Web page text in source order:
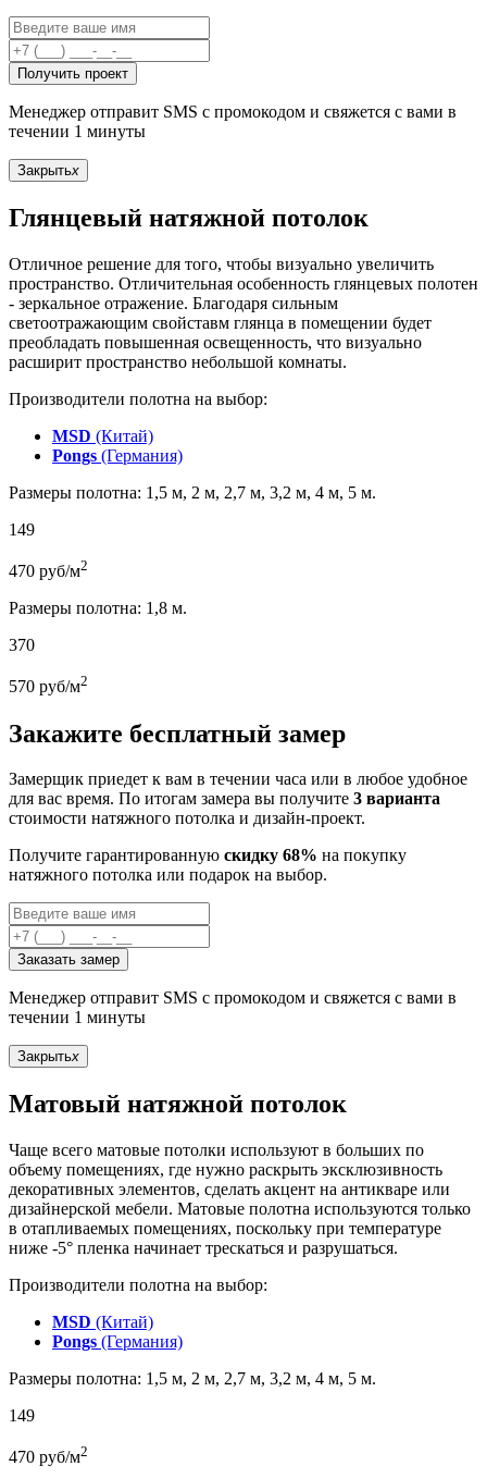
Получить проект
Менеджер отправит SMS с промокодом и свяжется с вами в
течении 1 минуты
Закрытьx
Глянцевый натяжной потолок
Отличное решение для того, чтобы визуально увеличить
пространство. Отличительная особенность глянцевых полотен
- зеркальное отражение. Благодаря сильным
светоотражающим свойставм глянца в помещении будет
преобладать повышенная освещенность, что визуально
расширит пространство небольшой комнаты.
Производители полотна на выбор:
MSD (Китай)
Pongs (Германия)
Размеры полотна: 1,5 м, 2 м, 2,7 м, 3,2 м, 4 м, 5 м.
149
470 руб/м2
Размеры полотна: 1,8 м.
370
570 руб/м2
Закажите бесплатный замер
Замерщик приедет к вам в течении часа или в любое удобное
для вас время. По итогам замера вы получите 3 варианта
стоимости натяжного потолка и дизайн-проект.
Получите гарантированную скидку 68% на покупку
натяжного потолка или подарок на выбор.
Заказать замер
Менеджер отправит SMS с промокодом и свяжется с вами в
течении 1 минуты
Закрытьx
Матовый натяжной потолок
Чаще всего матовые потолки используют в больших по
объему помещениях, где нужно раскрыть эксклюзивность
декоративных элементов, сделать акцент на антикваре или
дизайнерской мебели. Матовые полотна используются только
в отапливаемых помещениях, поскольку при температуре
ниже -5° пленка начинает трескаться и разрушаться.
Производители полотна на выбор:
MSD (Китай)
Pongs (Германия)
Размеры полотна: 1,5 м, 2 м, 2,7 м, 3,2 м, 4 м, 5 м.
149
470 руб/м2